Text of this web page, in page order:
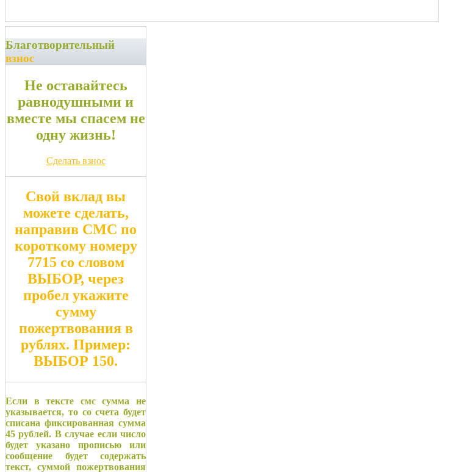
Благотворительный
взнос
Не оставайтесь
равнодушными и
вместе мы спасем не
одну жизнь!
Сделать взнос
Свой вклад вы
можете сделать,
направив СМС по
короткому номеру
7715 со словом
ВЫБОР, через
пробел укажите
сумму
пожертвования в
рублях. Пример:
ВЫБОР 150.
Если в тексте смс сумма не
указывается, то со счета будет
списана фиксированная сумма
45 рублей. В случае если число
будет указано прописью или
сообщение будет содержать
текст, суммой пожертвования